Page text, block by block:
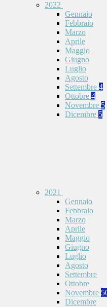
2022
Gennaio
Febbraio
Marzo
Aprile
Maggio
Giugno
Luglio
Agosto
Settembre 4
Ottobre 4
Novembre 5
Dicembre 5
2021
Gennaio
Febbraio
Marzo
Aprile
Maggio
Giugno
Luglio
Agosto
Settembre
Ottobre
Novembre
Dicembre